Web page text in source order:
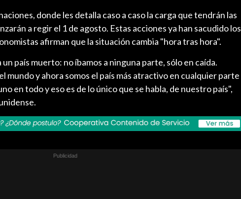
donde les detalla caso a caso la carga que tendrán las
a regir el 1 de agosto. Estas acciones ya han sacudido los
afirman que la situación cambia "hora tras hora".
país muerto: no íbamos a ninguna parte, sólo en caída.
mundo y ahora somos el país más atractivo en cualquier parte
en todo y eso es de lo único que se habla, de nuestro país",